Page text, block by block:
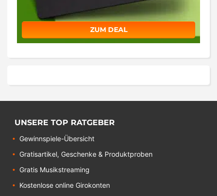
ZUM DEAL
UNSERE TOP RATGEBER
Gewinnspiele-Übersicht
Gratisartikel, Geschenke & Produktproben
Gratis Musikstreaming
Kostenlose online Girokonten